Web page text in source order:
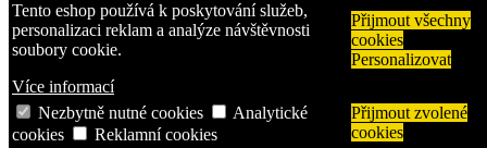
Tento eshop používá k poskytování služeb,
personalizaci reklam a analýze návštěvnosti
soubory cookie.
Více informací
Přijmout všechny
cookies
Personalizovat
Nezbytně nutné cookies
Analytické
cookies
Reklamní cookies
Přijmout zvolené
cookies
  Příslušenství
Gorenje
Aligator
Nokia
Samsung